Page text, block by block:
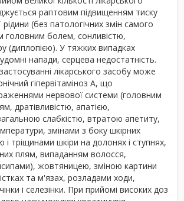
раптовим підвищенням тиску
(без патологічних змін самого
головним болем, сонливістю,
(диплопією). У тяжких випадках
напади, серцева недостатність.
лікарського засобу може
гіпервітаміноз А, що
нервової системи (головним
дратівливістю, апатією,
слабкістю, втратою апетиту,
змінами з боку шкірних
і тріщинами шкіри на долонях і ступнях,
плям, випаданням волосся,
жовтяницею, зміною картини
та м'язах, розладами ходи,
і селезінки. При прийомі високих доз